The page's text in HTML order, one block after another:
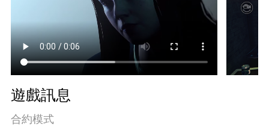
遊戲訊息
合約模式